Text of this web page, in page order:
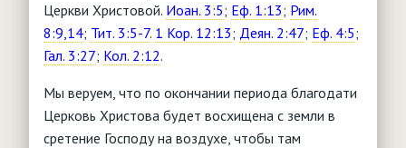
Церкви Христовой. Иоан. 3:5; Еф. 1:13; Рим.
8:9,14; Тит. 3:5-7. 1 Кор. 12:13; Деян. 2:47; Еф. 4:5;
Гал. 3:27; Кол. 2:12.
Мы веруем, что по окончании периода благодати
Церковь Христова будет восхищена с земли в
сретение Господу на воздухе, чтобы там